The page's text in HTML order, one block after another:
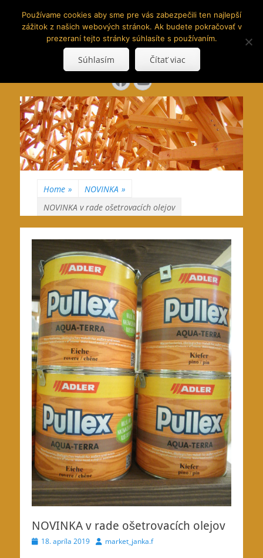
www.hranoly.sk
…kus prírody priamo k Vám
Search
Facebook
YouTube
Home » NOVINKA »
NOVINKA v rade ošetrovacích olejov
NOVINKA v rade ošetrovacích olejov
Posted18. apríla 2019 Authormarket_janka.f
Používame cookies aby sme pre vás zabezpečili ten najlepší
zážitok z našich webových stránok. Ak budete pokračovať v
prezeraní tejto stránky súhlasíte s používaním.
Súhlasím Čítať viac